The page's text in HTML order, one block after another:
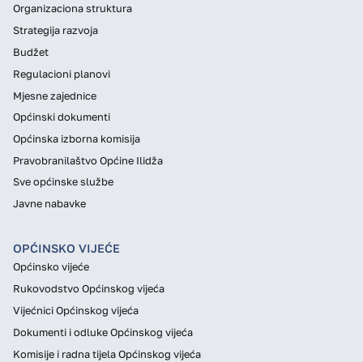
Organizaciona struktura
Strategija razvoja
Budžet
Regulacioni planovi
Mjesne zajednice
Općinski dokumenti
Općinska izborna komisija
Pravobranilaštvo Općine Ilidža
Sve općinske službe
Javne nabavke
OPĆINSKO VIJEĆE
Općinsko vijeće
Rukovodstvo Općinskog vijeća
Vijećnici Općinskog vijeća
Dokumenti i odluke Općinskog vijeća
Komisije i radna tijela Općinskog vijeća